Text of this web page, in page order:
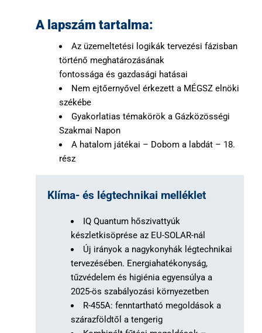
A lapszám tartalma:
Az üzemeltetési logikák tervezési fázisban
történő meghatározásának
fontossága és gazdasági hatásai
Nem ejtőernyővel érkezett a MÉGSZ elnöki
székébe
Gyakorlatias témakörök a Gázközösségi
Szakmai Napon
A hatalom játékai – Dobom a labdát – 18.
rész
Klíma- és légtechnikai melléklet
IQ Quantum hőszivattyúk
készletkisöprése az EU-SOLAR-nál
Új irányok a nagykonyhák légtechnikai
tervezésében. Energiahatékonyság,
tűzvédelem és higiénia egyensúlya a
2025-ös szabályozási környezetben
R-455A: fenntartható megoldások a
szárazföldtől a tengerig